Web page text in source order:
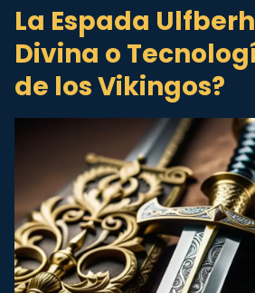
La Espada
Divina o
de los Vikingos?